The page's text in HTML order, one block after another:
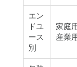
エン
ドユ
ース
別
家庭
産業